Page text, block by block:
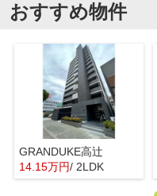
おすすめ物件
GRANDUKE高辻
14.15万円/ 2LDK